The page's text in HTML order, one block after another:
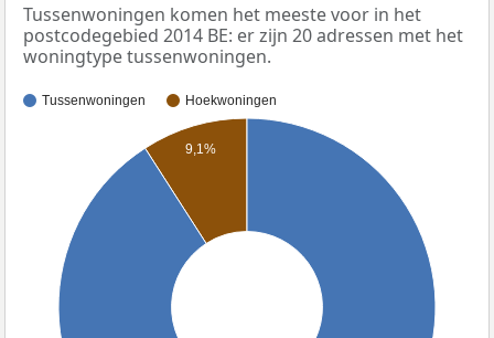
Tussenwoningen komen het meeste voor in het
postcodegebied 2014 BE: er zijn 20 adressen met het
woningtype tussenwoningen.
Tussenwoningen Hoekwoningen
9,1%